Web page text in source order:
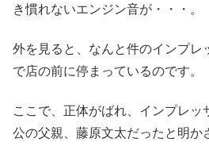
き慣れないエンジン音が・・・。
外を見ると、なんと件のインプレ
で店の前に停まっているのです。
ここで、正体がばれ、インプレッ
公の父親、藤原文太だったと明か